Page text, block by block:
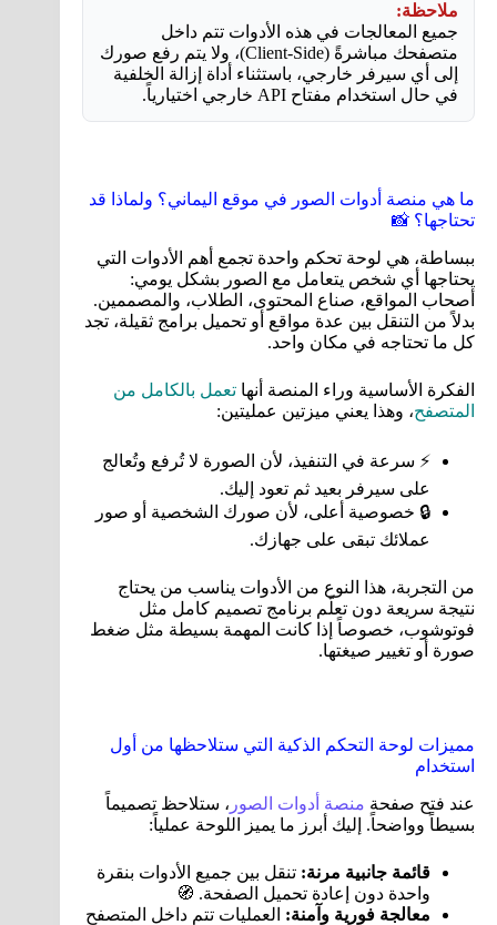
ملاحظة:
جميع المعالجات في هذه الأدوات تتم داخل
متصفحك مباشرةً (Client-Side)، ولا يتم رفع صورك
إلى أي سيرفر خارجي، باستثناء أداة إزالة الخلفية
في حال استخدام مفتاح API خارجي اختيارياً.
ما هي منصة أدوات الصور في موقع اليماني؟ ولماذا قد
تحتاجها؟ 📸
ببساطة، هي لوحة تحكم واحدة تجمع أهم الأدوات التي
يحتاجها أي شخص يتعامل مع الصور بشكل يومي:
أصحاب المواقع، صناع المحتوى، الطلاب، والمصممين.
بدلاً من التنقل بين عدة مواقع أو تحميل برامج ثقيلة، تجد
كل ما تحتاجه في مكان واحد.
الفكرة الأساسية وراء المنصة أنها تعمل بالكامل من
المتصفح، وهذا يعني ميزتين عمليتين:
⚡ سرعة في التنفيذ، لأن الصورة لا تُرفع وتُعالج
على سيرفر بعيد ثم تعود إليك.
🔒 خصوصية أعلى، لأن صورك الشخصية أو صور
عملائك تبقى على جهازك.
من التجربة، هذا النوع من الأدوات يناسب من يحتاج
نتيجة سريعة دون تعلّم برنامج تصميم كامل مثل
فوتوشوب، خصوصاً إذا كانت المهمة بسيطة مثل ضغط
صورة أو تغيير صيغتها.
مميزات لوحة التحكم الذكية التي ستلاحظها من أول
استخدام
عند فتح صفحة منصة أدوات الصور ، ستلاحظ تصميماً
بسيطاً وواضحاً. إليك أبرز ما يميز اللوحة عملياً:
قائمة جانبية مرنة: تنقل بين جميع الأدوات بنقرة
واحدة دون إعادة تحميل الصفحة. 🧭
معالجة فورية وآمنة: العمليات تتم داخل المتصفح